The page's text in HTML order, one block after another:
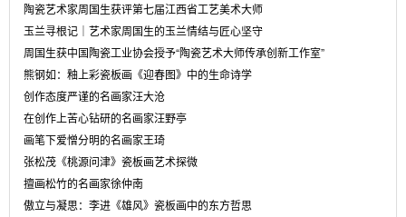
陶瓷艺术家周国生获评第七届江西省工艺美术大师
玉兰寻根记｜艺术家周国生的玉兰情结与匠心坚守
周国生获中国陶瓷工业协会授予“陶瓷艺术大师传承创新工作室”
熊钢如：釉上彩瓷板画《迎春图》中的生命诗学
创作态度严谨的名画家汪大沧
在创作上苦心钻研的名画家汪野亭
画笔下爱憎分明的名画家王琦
张松茂《桃源问津》瓷板画艺术探微
擅画松竹的名画家徐仲南
傲立与凝思：李进《雄风》瓷板画中的东方哲思